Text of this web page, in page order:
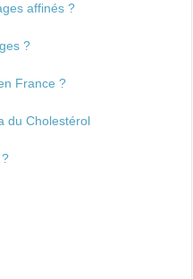
affinés ?
?
France ?
du Cholestérol